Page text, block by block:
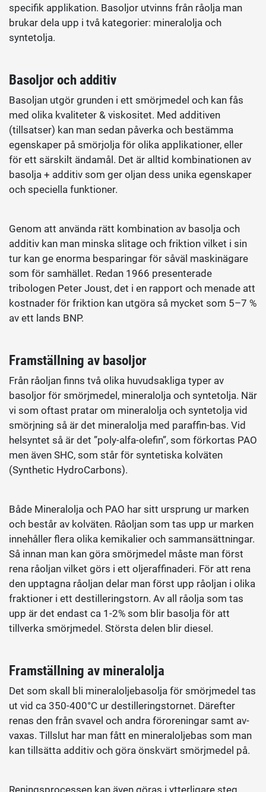
specifik applikation. Basoljor utvinns från råolja man
brukar dela upp i två kategorier: mineralolja och
syntetolja.
Basoljor och additiv
Basoljan utgör grunden i ett smörjmedel och kan fås
med olika kvaliteter & viskositet. Med additiven
(tillsatser) kan man sedan påverka och bestämma
egenskaper på smörjolja för olika applikationer, eller
för ett särskilt ändamål. Det är alltid kombinationen av
basolja + additiv som ger oljan dess unika egenskaper
och speciella funktioner.
Genom att använda rätt kombination av basolja och
additiv kan man minska slitage och friktion vilket i sin
tur kan ge enorma besparingar för såväl maskinägare
som för samhället. Redan 1966 presenterade
tribologen Peter Joust, det i en rapport och menade att
kostnader för friktion kan utgöra så mycket som 5–7 %
av ett lands BNP.
Framställning av basoljor
Från råoljan finns två olika huvudsakliga typer av
basoljor för smörjmedel, mineralolja och syntetolja. När
vi som oftast pratar om mineralolja och syntetolja vid
smörjning så är det mineralolja med paraffin-bas. Vid
helsyntet så är det ”poly-alfa-olefin”, som förkortas PAO
men även SHC, som står för syntetiska kolväten
(Synthetic HydroCarbons).
Både Mineralolja och PAO har sitt ursprung ur marken
och består av kolväten. Råoljan som tas upp ur marken
innehåller flera olika kemikalier och sammansättningar.
Så innan man kan göra smörjmedel måste man först
rena råoljan vilket görs i ett oljeraffinaderi. För att rena
den upptagna råoljan delar man först upp råoljan i olika
fraktioner i ett destilleringstorn. Av all råolja som tas
upp är det endast ca 1-2% som blir basolja för att
tillverka smörjmedel. Största delen blir diesel.
Framställning av mineralolja
Det som skall bli mineraloljebasolja för smörjmedel tas
ut vid ca 350-400°C ur destilleringstornet. Därefter
renas den från svavel och andra föroreningar samt av-
vaxas. Tillslut har man fått en mineraloljebas som man
kan tillsätta additiv och göra önskvärt smörjmedel på.